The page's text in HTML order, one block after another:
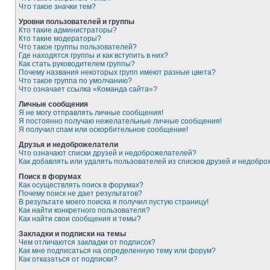
Что такое значки тем?
Уровни пользователей и группы
Кто такие администраторы?
Кто такие модераторы?
Что такое группы пользователей?
Где находятся группы и как вступить в них?
Как стать руководителем группы?
Почему названия некоторых групп имеют разные цвета?
Что такое группа по умолчанию?
Что означает ссылка «Команда сайта»?
Личные сообщения
Я не могу отправлять личные сообщения!
Я постоянно получаю нежелательные личные сообщения!
Я получил спам или оскорбительное сообщение!
Друзья и недоброжелатели
Что означают списки друзей и недоброжелателей?
Как добавлять или удалять пользователей из списков друзей и
Поиск в форумах
Как осуществлять поиск в форумах?
Почему поиск не дает результатов?
В результате моего поиска я получил пустую страницу!
Как найти конкретного пользователя?
Как найти свои сообщения и темы?
Закладки и подписки на темы
Чем отличаются закладки от подписок?
Как мне подписаться на определенную тему или форум?
Как отказаться от подписки?